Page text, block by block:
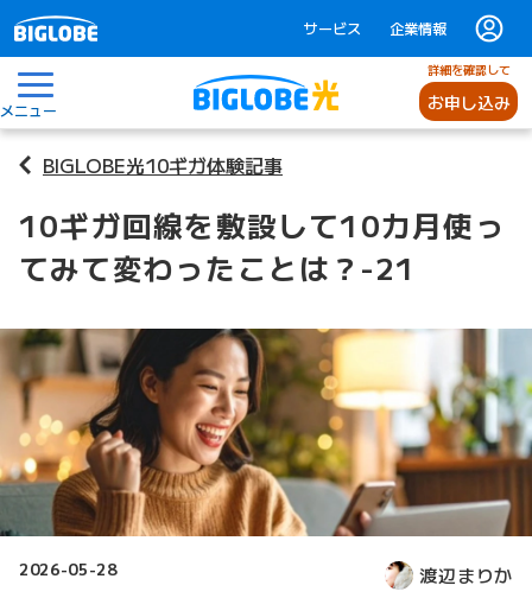
サービス 企業情報
メニュー
詳細を確認して
お申し込み
BIGLOBE光10ギガ体験記事
10ギガ回線を敷設して10カ月使っ
てみて変わったことは？-21
2026-05-28 渡辺まりか